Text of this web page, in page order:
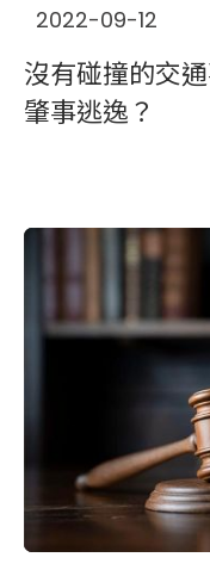
2022-09-12
沒有碰撞的交
肇事逃逸？